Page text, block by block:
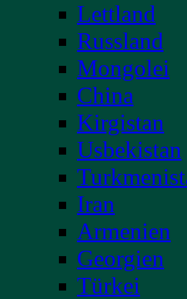
Lettland
Russland
Mongolei
China
Kirgistan
Usbekistan
Iran
Armenien
Georgien
Türkei